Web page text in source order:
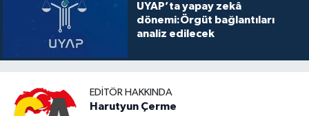
UYAP’ta yapay zekâ
dönemi:Örgüt bağlantıları
analiz edilecek
EDITÖR HAKKINDA
Harutyun Çerme